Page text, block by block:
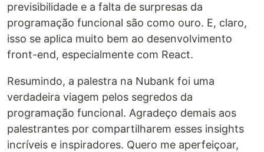
previsibilidade e a falta de surpresas da
programação funcional são como ouro. E, claro,
isso se aplica muito bem ao desenvolvimento
front-end, especialmente com React.
Resumindo, a palestra na Nubank foi uma
verdadeira viagem pelos segredos da
programação funcional. Agradeço demais aos
palestrantes por compartilharem esses insights
incríveis e inspiradores. Quero me aperfeiçoar,